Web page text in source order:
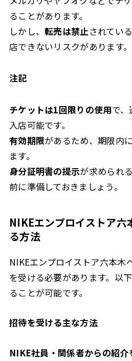
ることがあります。
しかし、転売は禁止されてい
店できないリスクがあります。
注記
チケットは1回限りの使用で
入店可能です。
有効期限があるため、期限内
ます。
身分証明書の提示が求められ
前に準備しておきましょう。
NIKEエンプロイストア六
る方法
NIKEエンプロイストア六本木
を受ける必要があります。以
ることが可能です。
招待を受ける主な方法
NIKE社員・関係者からの紹介